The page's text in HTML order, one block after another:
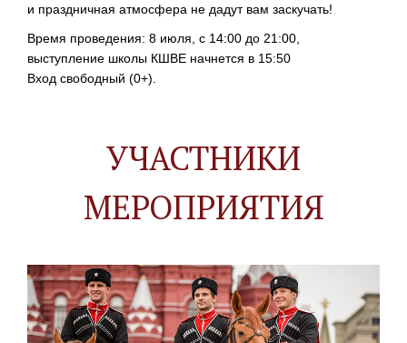
и праздничная атмосфера не дадут вам заскучать!
Время проведения: 8 июля, с 14:00 до 21:00,
выступление школы КШВЕ начнется в 15:50
Вход свободный (0+).
УЧАСТНИКИ
МЕРОПРИЯТИЯ